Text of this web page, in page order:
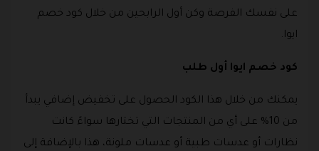
على نفسك الفرصة وكن أول الرابحين من خلال كود خصم
ايوا.
كود خصم ايوا أول طلب
يمكنك من خلال هذا الكود الحصول على تخفيض إضافي يبدأ
من 10% على أي من المنتجات التي تختارها سواءً كانت
نظارات أو عدسات طبية أو عدسات ملونة، هذا بالإضافة إلى